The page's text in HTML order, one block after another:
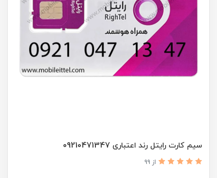
سیم کارت رایتل رند اعتباری 09210471347
از 99